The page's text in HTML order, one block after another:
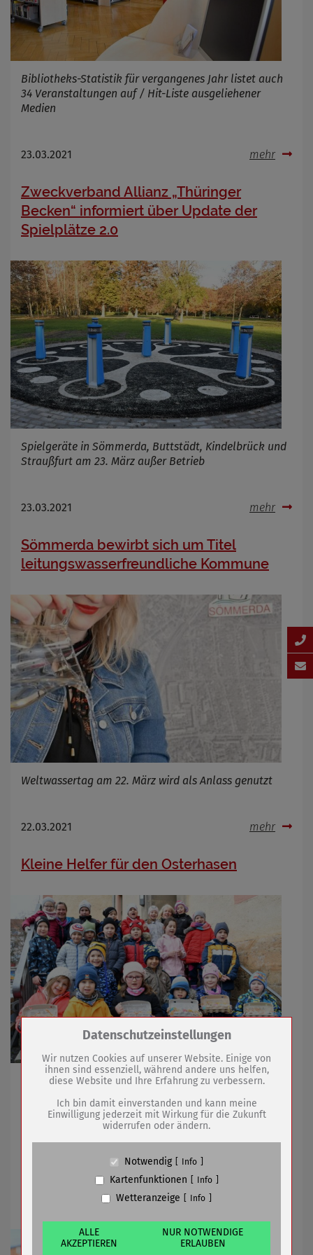
Bibliotheks-Statistik für vergangenes Jahr listet auch
34 Veranstaltungen auf / Hit-Liste ausgeliehener
Medien
23.03.2021 mehr
Zweckverband Allianz „Thüringer
Becken“ informiert über Update der
Spielplätze 2.0
Spielgeräte in Sömmerda, Buttstädt, Kindelbrück und
Straußfurt am 23. März außer Betrieb
23.03.2021 mehr
Sömmerda bewirbt sich um Titel
leitungswasserfreundliche Kommune
Weltwassertag am 22. März wird als Anlass genutzt
22.03.2021 mehr
Kleine Helfer für den Osterhasen
Kita-Kinder sorgen für Osterschmuck für den
19.03.2021 mehr
Rang 9 für Sömmerda beim ADFC
Fahrradklima-Test 2020
Zum Betrieb der Seite notwendige Cookies /
Name
PHP Session Cookie
Anbieter
Eigentümer dieser Website (Wenko-
Wenselaar GmbH & Co. KG)
Absicherung Kontaktformular / SPAM
Cookiespeicherung Entscheidungscookie
Anbieter
Eigentümer dieser Website (Wenko-
Wenselaar GmbH & Co. KG)
Zweck
Speichert die Einstellungen der Besucher
Datenschutzeinstellungen
Wir nutzen Cookies auf unserer Website. Einige von
ihnen sind essenziell, während andere uns helfen,
diese Website und Ihre Erfahrung zu verbessern.
Ich bin damit einverstanden und kann meine
Einwilligung jederzeit mit Wirkung für die Zukunft
widerrufen oder ändern.
Notwendig Info
Kartenfunktionen Info
Wetteranzeige Info
ALLE
AKZEPTIEREN
NUR NOTWENDIGE
ERLAUBEN